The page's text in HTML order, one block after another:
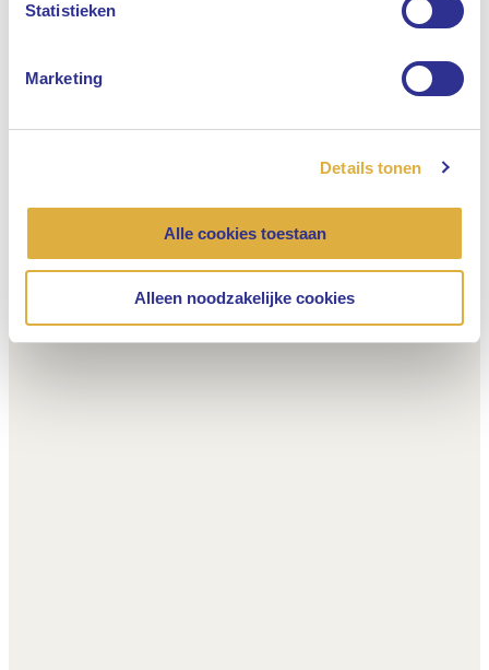
Statistieken
Marketing
Details tonen
Alle cookies toestaan
Alleen noodzakelijke cookies